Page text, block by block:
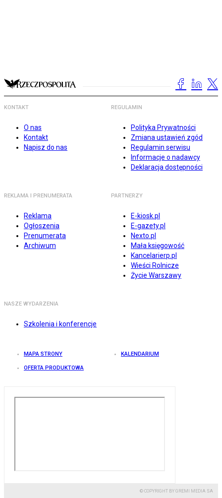
KONTAKT
O nas
Kontakt
Napisz do nas
REGULAMIN
Polityka Prywatności
Zmiana ustawień zgód
Regulamin serwisu
Informacje o nadawcy
Deklaracja dostępności
REKLAMA I PRENUMERATA
Reklama
Ogłoszenia
Prenumerata
Archiwum
PARTNERZY
E-kiosk.pl
E-gazety.pl
Nexto.pl
Mała księgowość
Kancelarierp.pl
Wieści Rolnicze
Życie Warszawy
NASZE WYDARZENIA
Szkolenia i konferencje
MAPA STRONY KALENDARIUM
OFERTA PRODUKTOWA
© COPYRIGHT BY GREMI MEDIA SA